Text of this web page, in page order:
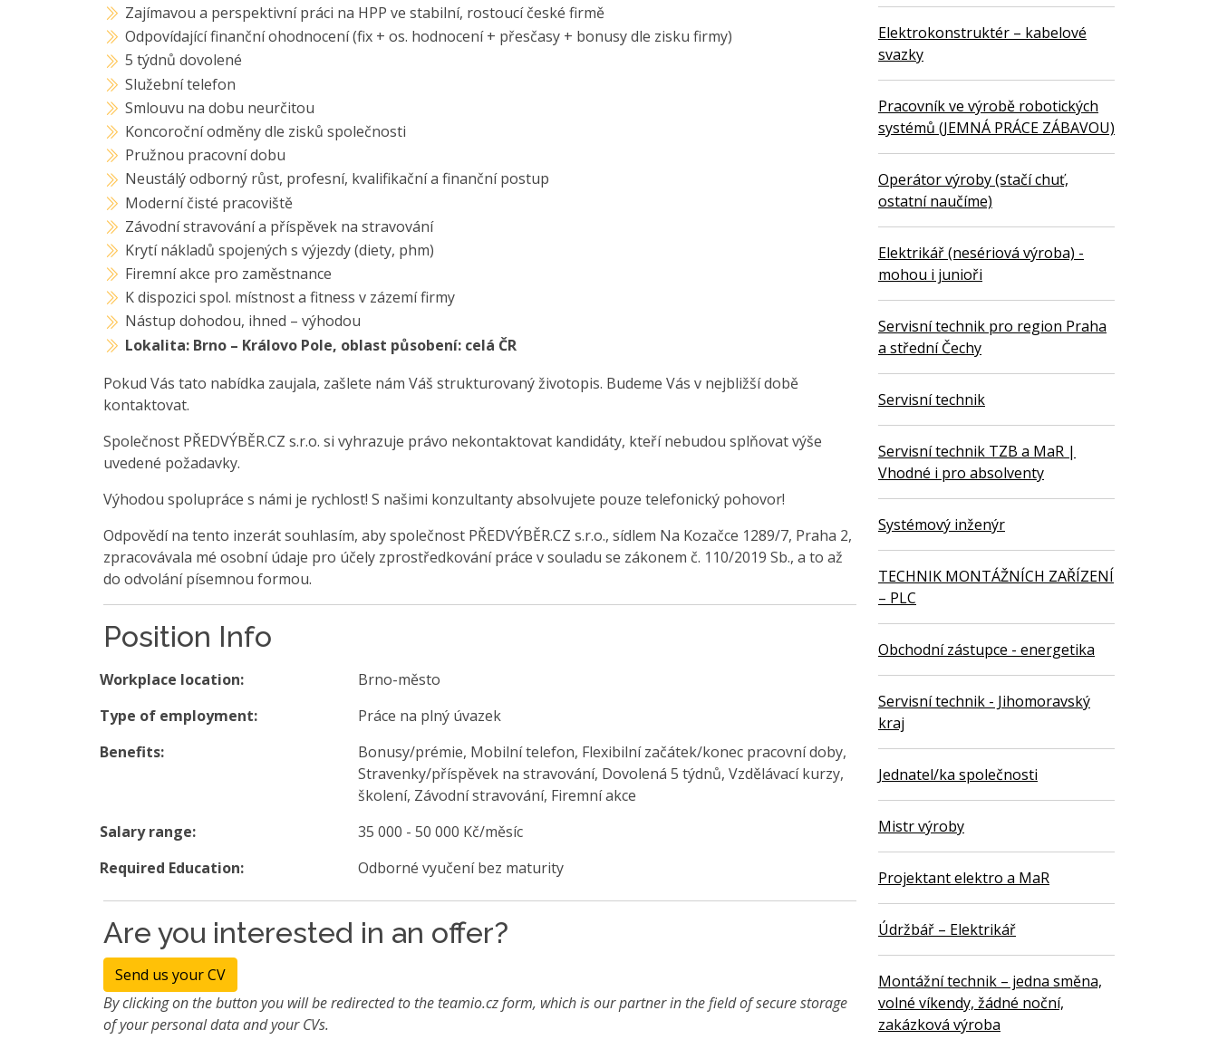
Zajímavou a perspektivní práci na HPP ve stabilní, rostoucí české firmě
Odpovídající finanční ohodnocení (fix + os. hodnocení + přesčasy + bonusy dle zisku firmy)
5 týdnů dovolené
Služební telefon
Smlouvu na dobu neurčitou
Koncoroční odměny dle zisků společnosti
Pružnou pracovní dobu
Neustálý odborný růst, profesní, kvalifikační a finanční postup
Moderní čisté pracoviště
Závodní stravování a příspěvek na stravování
Krytí nákladů spojených s výjezdy (diety, phm)
Firemní akce pro zaměstnance
K dispozici spol. místnost a fitness v zázemí firmy
Nástup dohodou, ihned – výhodou
Lokalita: Brno – Královo Pole, oblast působení: celá ČR
Pokud Vás tato nabídka zaujala, zašlete nám Váš strukturovaný životopis. Budeme Vás v nejbližší době
kontaktovat.
Společnost PŘEDVÝBĚR.CZ s.r.o. si vyhrazuje právo nekontaktovat kandidáty, kteří nebudou splňovat výše
uvedené požadavky.
Výhodou spolupráce s námi je rychlost! S našimi konzultanty absolvujete pouze telefonický pohovor!
Odpovědí na tento inzerát souhlasím, aby společnost PŘEDVÝBĚR.CZ s.r.o., sídlem Na Kozačce 1289/7, Praha 2,
zpracovávala mé osobní údaje pro účely zprostředkování práce v souladu se zákonem č. 110/2019 Sb., a to až
do odvolání písemnou formou.
Position Info
Workplace location:
Brno-město
Type of employment:
Práce na plný úvazek
Benefits:
Bonusy/prémie, Mobilní telefon, Flexibilní začátek/konec pracovní doby,
Stravenky/příspěvek na stravování, Dovolená 5 týdnů, Vzdělávací kurzy,
školení, Závodní stravování, Firemní akce
Salary range:
35 000 - 50 000 Kč/měsíc
Required Education:
Odborné vyučení bez maturity
Are you interested in an offer?
Send us your CV
By clicking on the button you will be redirected to the teamio.cz form, which is our partner in the field of secure storage
of your personal data and your CVs.
Elektrokonstruktér – kabelové
svazky
Pracovník ve výrobě robotických
systémů (JEMNÁ PRÁCE ZÁBAVOU)
Operátor výroby (stačí chuť,
ostatní naučíme)
Elektrikář (nesériová výroba) -
mohou i junioři
Servisní technik pro region Praha
a střední Čechy
Servisní technik
Servisní technik TZB a MaR |
Vhodné i pro absolventy
Systémový inženýr
TECHNIK MONTÁŽNÍCH ZAŘÍZENÍ
– PLC
Obchodní zástupce - energetika
Servisní technik - Jihomoravský
kraj
Jednatel/ka společnosti
Mistr výroby
Projektant elektro a MaR
Údržbář – Elektrikář
Montážní technik – jedna směna,
volné víkendy, žádné noční,
zakázková výroba